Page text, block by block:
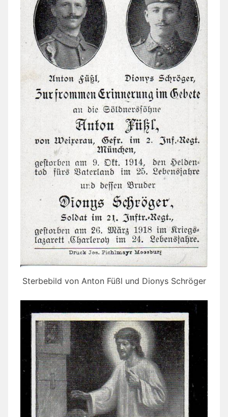
Sterbebild von Anton Füßl und Dionys Schröger